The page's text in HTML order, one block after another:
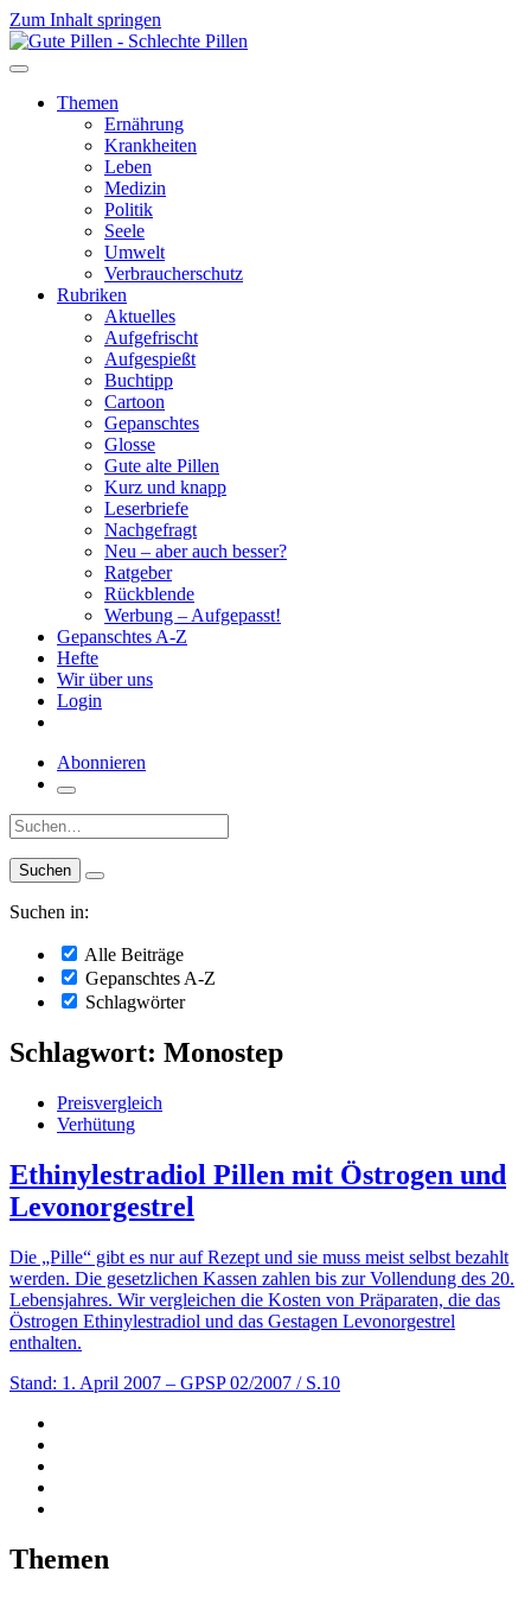
Zum Inhalt springen
Themen
Ernährung
Krankheiten
Leben
Medizin
Politik
Seele
Umwelt
Verbraucherschutz
Rubriken
Aktuelles
Aufgefrischt
Aufgespießt
Buchtipp
Cartoon
Gepanschtes
Glosse
Gute alte Pillen
Kurz und knapp
Leserbriefe
Nachgefragt
Neu – aber auch besser?
Ratgeber
Rückblende
Werbung – Aufgepasst!
Gepanschtes A-Z
Hefte
Wir über uns
Login
Abonnieren
Suche:
Suchen in:
Alle Beiträge
Gepanschtes A-Z
Schlagwörter
Schlagwort: Monostep
Preisvergleich
Verhütung
Ethinylestradiol Pillen mit Östrogen und
Levonorgestrel
Die „Pille“ gibt es nur auf Rezept und sie muss meist selbst bezahlt
werden. Die gesetzlichen Kassen zahlen bis zur Vollendung des 20.
Lebensjahres. Wir vergleichen die Kosten von Präparaten, die das
Östrogen Ethinylestradiol und das Gestagen Levonorgestrel
enthalten.
Stand: 1. April 2007 – GPSP 02/2007 / S.10
Themen